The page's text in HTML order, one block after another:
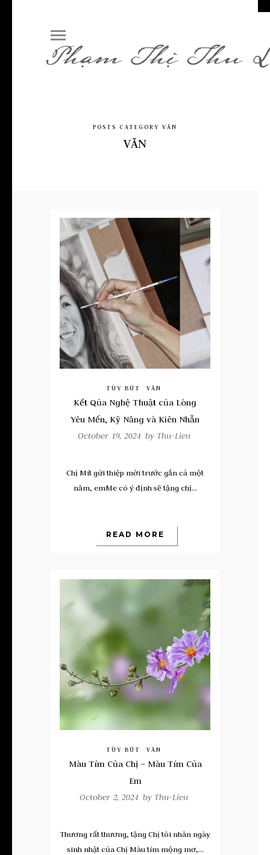
POSTS CATEGORY VĂN
VĂN
TÙY BÚT VĂN
Kết Qủa Nghệ Thuật của Lòng
Yêu Mến, Kỹ Năng và Kiên Nhẫn
October 19, 2024 by Thu-Lieu
Chị Mít gửi thiệp mời trước gần cả một
năm, emMe có ý định sẽ tặng chị...
READ MORE
TÙY BÚT VĂN
Màu Tím Của Chị – Màu Tím Của
Em
October 2, 2024 by Thu-Lieu
Thương rất thương, tặng Chị tôi nhân ngày
sinh nhật của Chị Màu tím mộng mơ,...